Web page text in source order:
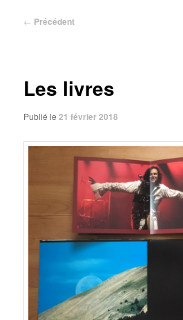
Navigation
← Précédent
Les livres
Publié le21 février 2018